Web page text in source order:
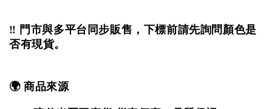
‼️ 門市與多平台同步販售，下標前請先詢問顏色是
否有現貨。
🌍 商品來源